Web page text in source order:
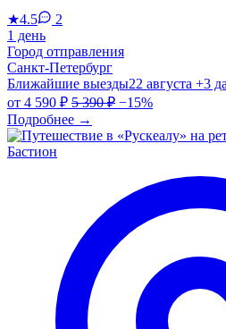
★4.5
2
1 день
Город отправления
Санкт-Петербург
Ближайшие выезды22 августа +3
от 4 590 ₽ 5 390 ₽ −15%
Подробнее →